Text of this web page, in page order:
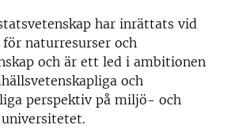
har inrättats vid
naturresurser och
och är ett led i ambitionen
och
perspektiv på miljö- och